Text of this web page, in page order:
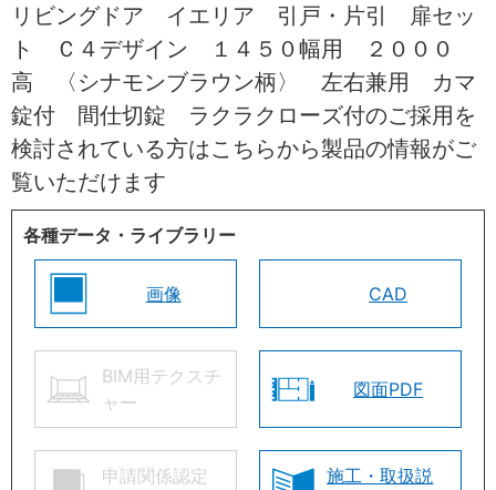
リビングドア イエリア 引戸・片引 扉セッ
ト Ｃ４デザイン １４５０幅用 ２０００
高 〈シナモンブラウン柄〉 左右兼用 カマ
錠付 間仕切錠 ラクラクローズ付のご採用を
検討されている方はこちらから製品の情報がご
覧いただけます
各種データ・ライブラリー
画像 CAD
BIM用テクスチ
ャー
図面PDF
申請関係認定
施工・取扱説